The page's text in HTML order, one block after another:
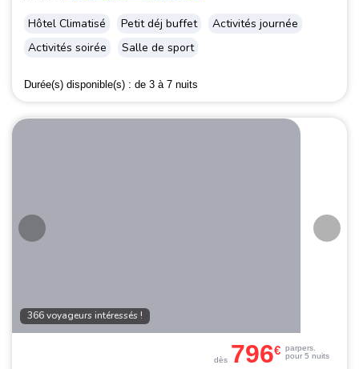
Hôtel Climatisé Petit déj buffet
Activités journée
Activités soirée
Salle de sport
Durée(s) disponible(s) : de 3 à 7 nuits
366 voyageurs intéressés !
dès 796€ parpers.
pour 5 nuits